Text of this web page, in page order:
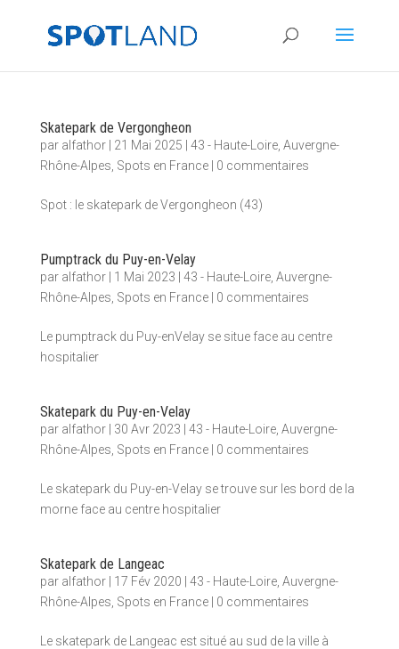
Skatepark de Vergongheon
par alfathor| 21 Mai 2025 43 - Haute-Loire, Auvergne-
Rhône-Alpes Spots en France| 0 commentaires
Spot : le skatepark de Vergongheon (43)
Pumptrack du Puy-en-Velay
par alfathor| 1 Mai 2023 43 - Haute-Loire, Auvergne-
Rhône-Alpes Spots en France| 0 commentaires
Le pumptrack du Puy-enVelay se situe face au centre
hospitalier
Skatepark du Puy-en-Velay
par alfathor| 30 Avr 2023 43 - Haute-Loire, Auvergne-
Rhône-Alpes Spots en France| 0 commentaires
Le skatepark du Puy-en-Velay se trouve sur les bord de la
morne face au centre hospitalier
Skatepark de Langeac
par alfathor| 17 Fév 2020 43 - Haute-Loire, Auvergne-
Rhône-Alpes Spots en France| 0 commentaires
Le skatepark de Langeac est situé au sud de la ville à